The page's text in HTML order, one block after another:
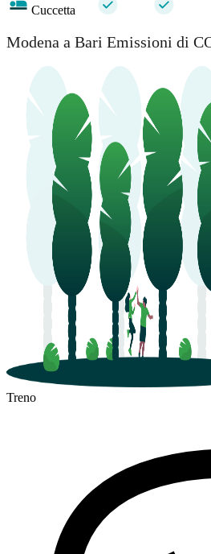
Cuccetta
Modena a Bari Emissioni di
Treno